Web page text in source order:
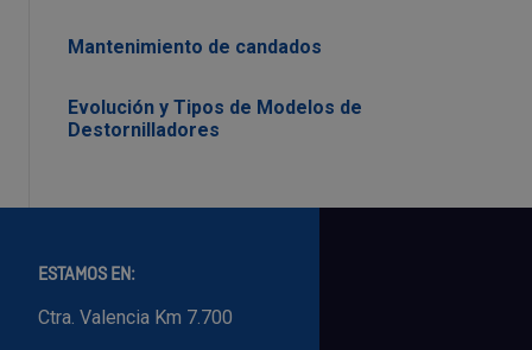
Mantenimiento de candados
Evolución y Tipos de Modelos de
Destornilladores
ESTAMOS EN:
Ctra. Valencia Km 7.700